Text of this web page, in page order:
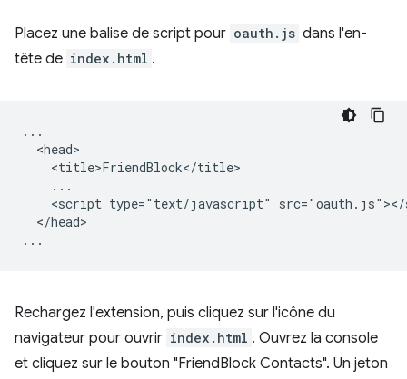
Placez une balise de script pour oauth.js dans l'en-
tête de index.html .
...
  <head>
    <title>FriendBlock</title>
    ...
<script type="text/javascript"
  </head>
Rechargez l'extension, puis cliquez sur l'icône du
navigateur pour ouvrir index.html . Ouvrez la console
et cliquez sur le bouton "FriendBlock Contacts". Un jeton